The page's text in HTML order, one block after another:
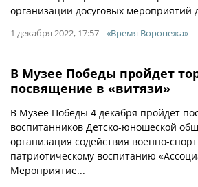
организации досуговых мероприятий
1 декабря 2022, 17:57 «Время Воронежа»
В Музее Победы пройдет
посвящение в «витязи»
В Музее Победы 4 декабря пройдет
воспитанников Детско-юношеской
организация содействия военно-
патриотическому воспитанию
Мероприятие...